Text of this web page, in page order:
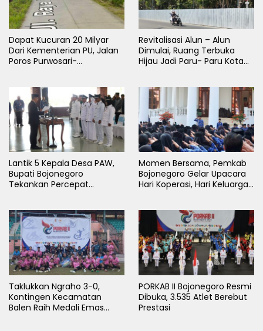
Dapat Kucuran 20 Milyar
Dari Kementerian PU, Jalan
Poros Purwosari-
Revitalisasi Alun – Alun
Dimulai, Ruang Terbuka
Hijau Jadi Paru- Paru Kota
Lantik 5 Kepala Desa PAW,
Bupati Bojonegoro
Tekankan Percepat
Momen Bersama, Pemkab
Bojonegoro Gelar Upacara
Hari Koperasi, Hari Keluarga
Taklukkan Ngraho 3-0,
Kontingen Kecamatan
Balen Raih Medali Emas
PORKAB II Bojonegoro Resmi
Dibuka, 3.535 Atlet Berebut
Prestasi